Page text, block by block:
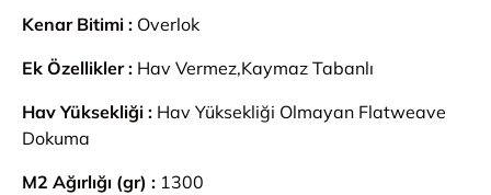
Kenar Bitimi : Overlok
Ek Özellikler : Hav Vermez,Kaymaz Tabanlı
Hav Yüksekliği : Hav Yüksekliği Olmayan Flatweave
Dokuma
M2 Ağırlığı (gr) : 1300